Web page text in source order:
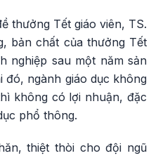
thưởng Tết giáo viên, TS.
bản chất của thưởng Tết
nghiệp sau một năm sản
đó, ngành giáo dục không
không có lợi nhuận, đặc
phổ thông.
thiệt thòi cho đội ngũ